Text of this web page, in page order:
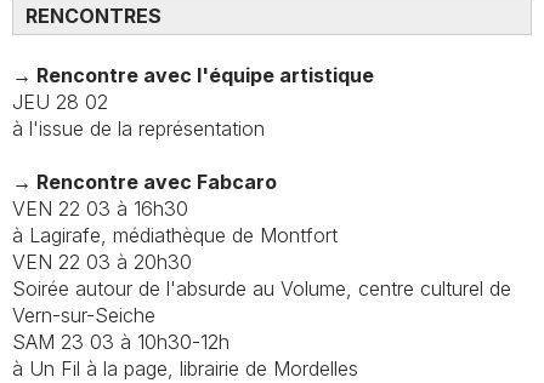
RENCONTRES
→ Rencontre avec l'équipe artistique
JEU 28 02
à l'issue de la représentation
→ Rencontre avec Fabcaro
VEN 22 03 à 16h30
à Lagirafe, médiathèque de Montfort
VEN 22 03 à 20h30
Soirée autour de l'absurde au Volume, centre culturel de
Vern-sur-Seiche
SAM 23 03 à 10h30-12h
à Un Fil à la page, librairie de Mordelles